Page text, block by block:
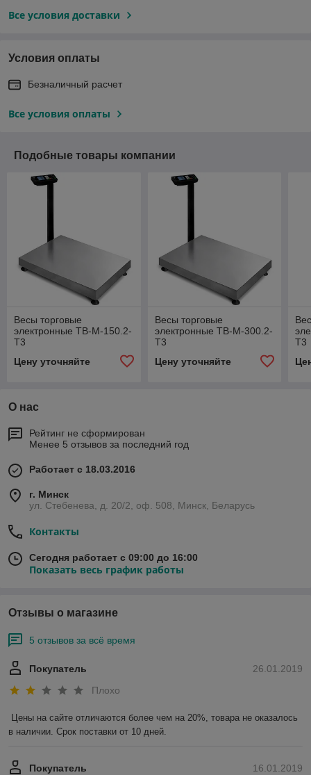
Все условия доставки
Условия оплаты
Безналичный расчет
Все условия оплаты
Подобные товары компании
Весы торговые
электронные TB-M-150.2-
T3
Цену уточняйте
Весы торговые
электронные TB-M-300.2-
T3
Цену уточняйте
T3
О нас
Рейтинг не сформирован
Менее 5 отзывов за последний год
Работает с 18.03.2016
г. Минск
ул. Стебенева, д. 20/2, оф. 508, Минск, Беларусь
Контакты
Сегодня работает с 09:00 до 16:00
Показать весь график работы
Отзывы о магазине
5 отзывов за всё время
26.01.2019
Покупатель
Плохо
Цены на сайте отличаются более чем на 20%, товара не оказалось
в наличии. Срок поставки от 10 дней.
16.01.2019
Покупатель